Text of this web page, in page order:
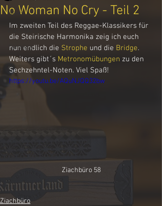
News
Ziachbüro
Termine
No Woman No Cry - Teil 2
Im zweiten Teil des Reggae-Klassikers für
die Steirische Harmonika zeig ich euch
nun endlich die Strophe und die Bridge.
Weiters gibt´s Metronomübungen zu den
Sechzehntel-Noten. Viel Spaß!
https://youtu.be/AQuNJQQ32bw
Ziachbüro 58
Ziachbüro